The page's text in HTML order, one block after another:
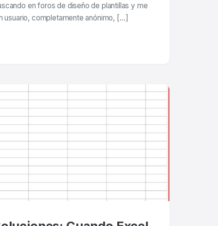
en foros de diseño de plantillas y me
usuario, completamente anónimo, […]